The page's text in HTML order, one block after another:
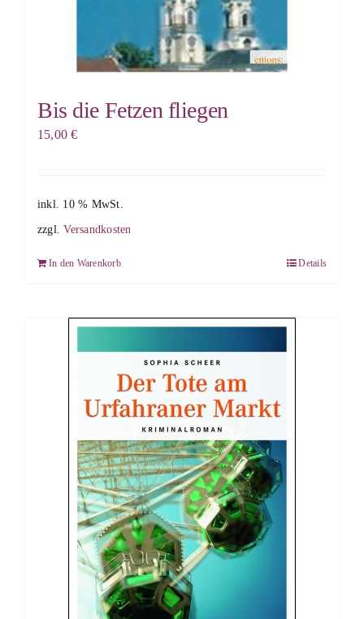
Bis die Fetzen fliegen
15,00€
inkl. 10 % MwSt.
zzgl.Versandkosten
In den Warenkorb Details